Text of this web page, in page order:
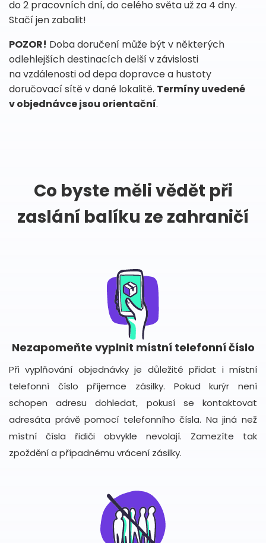
do 2 pracovních dní, do celého světa už za 4 dny.
Stačí jen zabalit!
POZOR! Doba doručení může být v některých
odlehlejších destinacích delší v závislosti
na vzdálenosti od depa dopravce a hustoty
doručovací sítě v dané lokalitě. Termíny uvedené
v objednávce jsou orientační.
Co byste měli vědět při
zaslání balíku ze zahraničí
Nezapomeňte vyplnit místní telefonní číslo
Při vyplňování objednávky je důležité přidat i místní
telefonní číslo příjemce zásilky. Pokud kurýr není
schopen adresu dohledat, pokusí se kontaktovat
adresáta právě pomocí telefonního čísla. Na jiná než
místní čísla řidiči obvykle nevolají. Zamezíte tak
zpoždění a případnému vrácení zásilky.